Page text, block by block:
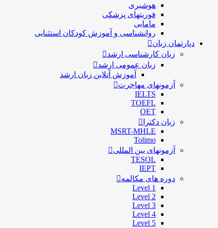
هوشبری
فوریتهای پزشکی
مامایی
روانشناسی و آموزش کودکان استثنایی
دپارتمان زبان
زبان کارشناسی ارشد
زبان عمومی ارشد
آموزش آنلاین زبان ارشد
آزمونهای مهاجرت
IELTS
TOEFL
OET
زبان دکترا
MSRT-MHLE
Tolimo
آزمونهای بین المللی
TESOL
IEPT
دوره های مکالمه
Level 1
Level 2
Level 3
Level 4
Level 5